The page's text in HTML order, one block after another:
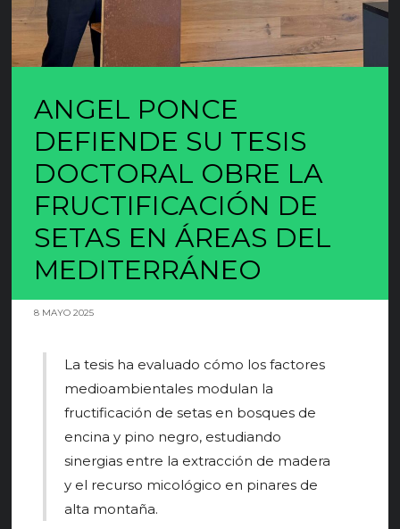
ANGEL PONCE
DEFIENDE SU TESIS
DOCTORAL OBRE LA
FRUCTIFICACIÓN DE
SETAS EN ÁREAS DEL
MEDITERRÁNEO
8 MAYO 2025
La tesis ha evaluado cómo los factores
medioambientales modulan la
fructificación de setas en bosques de
encina y pino negro, estudiando
sinergias entre la extracción de madera
y el recurso micológico en pinares de
alta montaña.